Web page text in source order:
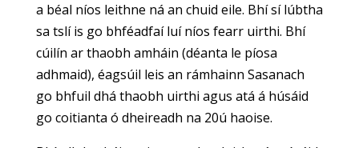
a béal níos leithne ná an chuid eile. Bhí sí lúbtha
sa tslí is go bhféadfaí luí níos fearr uirthi. Bhí
cúilín ar thaobh amháin (déanta le píosa
adhmaid), éagsúil leis an rámhainn Sasanach
go bhfuil dhá thaobh uirthi agus atá á húsáid
go coitianta ó dheireadh na 20ú haoise.